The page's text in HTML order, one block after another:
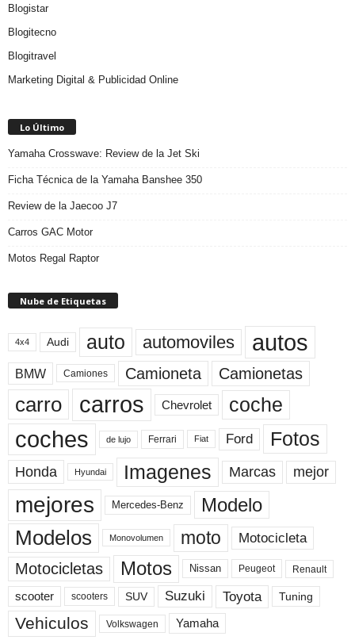
Blogistar
Blogitecno
Blogitravel
Marketing Digital & Publicidad Online
Lo Último
Yamaha Crosswave: Review de la Jet Ski
Ficha Técnica de la Yamaha Banshee 350
Review de la Jaecoo J7
Carros GAC Motor
Motos Regal Raptor
Nube de Etiquetas
4x4 Audi auto automoviles autos
BMW Camiones Camioneta Camionetas
carro carros Chevrolet coche
coches de lujo Ferrari Fiat Ford Fotos
Honda Hyundai Imagenes Marcas mejor
mejores Mercedes-Benz Modelo
Modelos Monovolumen moto Motocicleta
Motocicletas Motos Nissan Peugeot Renault
scooter scooters SUV Suzuki Toyota Tuning
Vehiculos Volkswagen Yamaha